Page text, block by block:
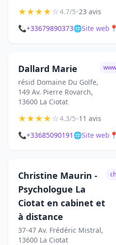
★★★★☆4.7/5•23 avis
📞+33679890373🌐Site web 📍
Dallard Marie
résid Domaine Du Golfe,
149 Av. Pierre Rovarch,
13600 La Ciotat
★★★★☆4.3/5•11 avis
📞+33685090191 🌐Site web 📍
Christine Maurin -
Psychologue La
Ciotat en cabinet et
à distance
37-47 Av. Frédéric Mistral,
13600 La Ciotat